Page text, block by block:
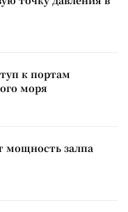
к портам
моря
мощность залпа